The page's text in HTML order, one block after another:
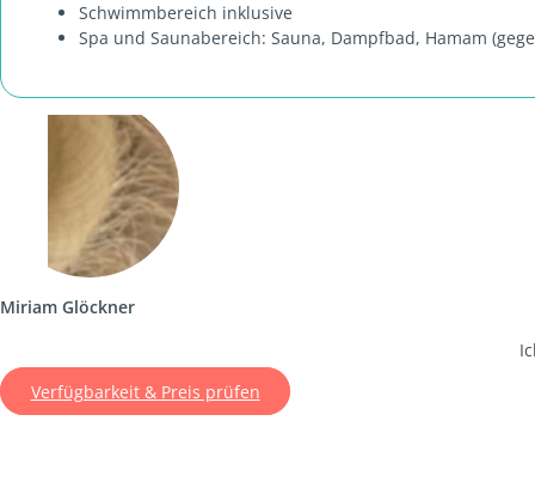
Schwimmbereich inklusive
Spa und Saunabereich: Sauna, Dampfbad, Hamam
Miriam Glöckner
Verfügbarkeit & Preis prüfen